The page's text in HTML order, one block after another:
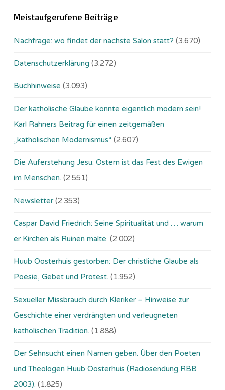
Meistaufgerufene Beiträge
Nachfrage: wo findet der nächste Salon statt? (3.670)
Datenschutzerklärung (3.272)
Buchhinweise (3.093)
Der katholische Glaube könnte eigentlich modern sein!
Karl Rahners Beitrag für einen zeitgemäßen
„katholischen Modernismus“ (2.607)
Die Auferstehung Jesu: Ostern ist das Fest des Ewigen
im Menschen. (2.551)
Newsletter (2.353)
Caspar David Friedrich: Seine Spiritualität und … warum
er Kirchen als Ruinen malte. (2.002)
Huub Oosterhuis gestorben: Der christliche Glaube als
Poesie, Gebet und Protest. (1.952)
Sexueller Missbrauch durch Kleriker – Hinweise zur
Geschichte einer verdrängten und verleugneten
katholischen Tradition. (1.888)
Der Sehnsucht einen Namen geben. Über den Poeten
und Theologen Huub Oosterhuis (Ra­dio­sen­dung RBB
2003). (1.825)